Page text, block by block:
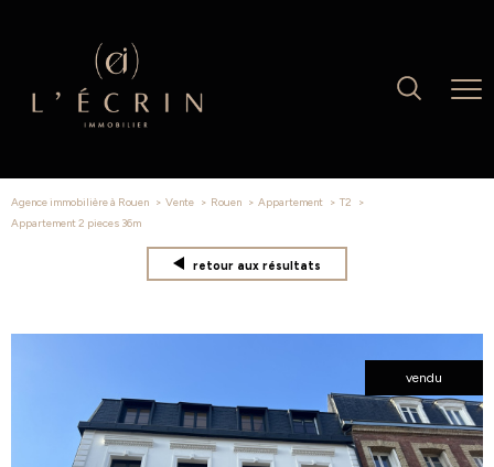
Agence immobilière à Rouen Vente Rouen Appartement
T2
appartement 2 pieces 36m
retour aux résultats
vendu